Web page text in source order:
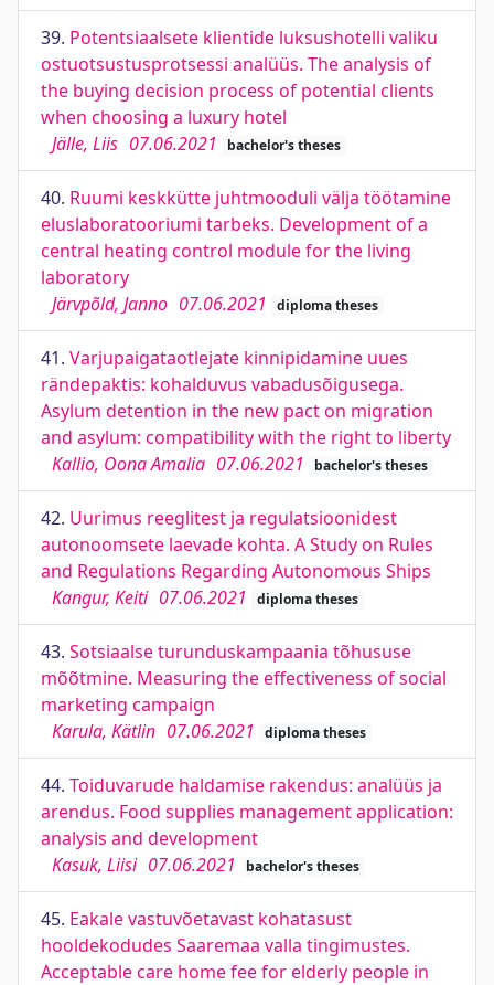
39. Potentsiaalsete klientide luksushotelli valiku
ostuotsustusprotsessi analüüs. The analysis of
the buying decision process of potential clients
when choosing a luxury hotel
Jälle, Liis 07.06.2021 bachelor's theses
40. Ruumi keskkütte juhtmooduli välja töötamine
eluslaboratooriumi tarbeks. Development of a
central heating control module for the living
laboratory
Järvpõld, Janno 07.06.2021 diploma theses
41. Varjupaigataotlejate kinnipidamine uues
rändepaktis: kohalduvus vabadusõigusega.
Asylum detention in the new pact on migration
and asylum: compatibility with the right to liberty
Kallio, Oona Amalia 07.06.2021 bachelor's theses
42. Uurimus reeglitest ja regulatsioonidest
autonoomsete laevade kohta. A Study on Rules
and Regulations Regarding Autonomous Ships
Kangur, Keiti 07.06.2021 diploma theses
43. Sotsiaalse turunduskampaania tõhususe
mõõtmine. Measuring the effectiveness of social
marketing campaign
Karula, Kätlin 07.06.2021 diploma theses
44. Toiduvarude haldamise rakendus: analüüs ja
arendus. Food supplies management application:
analysis and development
Kasuk, Liisi 07.06.2021 bachelor's theses
45. Eakale vastuvõetavast kohatasust
hooldekodudes Saaremaa valla tingimustes.
Acceptable care home fee for elderly people in